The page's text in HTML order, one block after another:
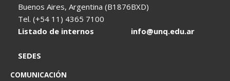
Buenos Aires, Argentina (B1876BXD)
Tel. (+54 11) 4365 7100
Listado de internos
info@unq.edu.ar
SEDES
COMUNICACIÓN